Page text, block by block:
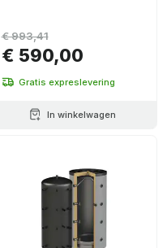
€ 590,00
€ 993,41
Gratis expreslevering
In winkelwagen